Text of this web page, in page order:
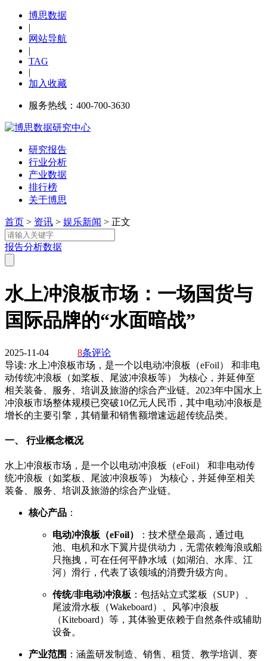
博思数据
|
网站导航
|
TAG
|
加入收藏
服务热线：400-700-3630
研究报告
行业分析
产业数据
排行榜
关于博思
首页 > 资讯 > 娱乐新闻 > 正文
报告分析数据
水上冲浪板市场：一场国货与
国际品牌的“水面暗战”
2025-11-04 8条评论
导读: 水上冲浪板市场，是一个以电动冲浪板（eFoil） 和非电
动传统冲浪板（如桨板、尾波冲浪板等） 为核心，并延伸至
相关装备、服务、培训及旅游的综合产业链。2023年中国水上
冲浪板市场整体规模已突破10亿元人民币，其中电动冲浪板是
增长的主要引擎，其销量和销售额增速远超传统品类。
一、 行业概念概况
水上冲浪板市场，是一个以电动冲浪板（eFoil） 和非电动传
统冲浪板（如桨板、尾波冲浪板等） 为核心，并延伸至相关
装备、服务、培训及旅游的综合产业链。
核心产品 ：
电动冲浪板（eFoil）
：技术壁垒最高，通过电
池、电机和水下翼片提供动力，无需依赖海浪或船
只拖拽，可在任何平静水域（如湖泊、水库、江
河）滑行，代表了该领域的消费升级方向。
传统/非电动冲浪板 ：包括站立式桨板（SUP）、
尾波滑水板（Wakeboard）、风筝冲浪板
（Kiteboard）等，其体验更依赖于自然条件或辅助
设备。
产业范围 ：涵盖研发制造、销售、租赁、教学培训、赛